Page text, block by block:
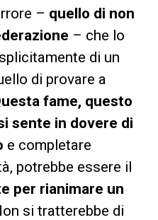
– quello di non
– che lo
di un
di provare a
fame, questo
sente in dovere di
e completare
potrebbe essere il
per rianimare un
si tratterebbe di